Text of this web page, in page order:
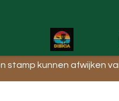
stamp kunnen afwijken